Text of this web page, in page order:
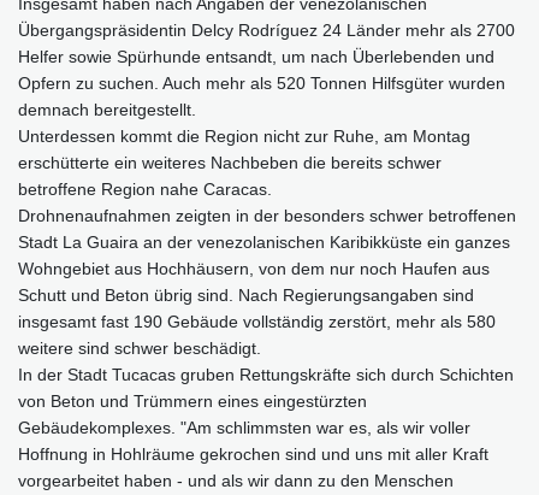
Übergangspräsidentin Delcy Rodríguez 24 Länder mehr als 2700
Helfer sowie Spürhunde entsandt, um nach Überlebenden und
Opfern zu suchen. Auch mehr als 520 Tonnen Hilfsgüter wurden
demnach bereitgestellt.
Unterdessen kommt die Region nicht zur Ruhe, am Montag
erschütterte ein weiteres Nachbeben die bereits schwer
betroffene Region nahe Caracas.
Drohnenaufnahmen zeigten in der besonders schwer betroffenen
Stadt La Guaira an der venezolanischen Karibikküste ein ganzes
Wohngebiet aus Hochhäusern, von dem nur noch Haufen aus
Schutt und Beton übrig sind. Nach Regierungsangaben sind
insgesamt fast 190 Gebäude vollständig zerstört, mehr als 580
weitere sind schwer beschädigt.
In der Stadt Tucacas gruben Rettungskräfte sich durch Schichten
von Beton und Trümmern eines eingestürzten
Gebäudekomplexes. "Am schlimmsten war es, als wir voller
Hoffnung in Hohlräume gekrochen sind und uns mit aller Kraft
vorgearbeitet haben - und als wir dann zu den Menschen